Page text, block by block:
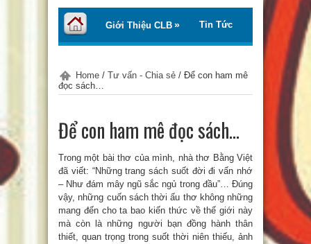
Giới Thiệu CLB Tin Tức
Tư Vấn – Chia Sẻ Thơ – Truyện
Chào Tiếng Việt
Trại Hè Thanh Thiếu Nhi EcoCamp
Home / Tư vấn - Chia sẻ / Để con ham mê
đọc sách…
Để con ham mê đọc sách…
Trong một bài thơ của mình, nhà thơ Bằng Việt
đã viết: “Những trang sách suốt đời đi vấn nhớ
– Như đám mây ngũ sắc ngủ trong đầu”… Đúng
vậy, những cuốn sách thời ấu thơ không những
mang đến cho ta bao kiến thức về thế giới này
mà còn là những người bạn đồng hành thân
thiết, quan trọng trong suốt thời niên thiếu, ảnh